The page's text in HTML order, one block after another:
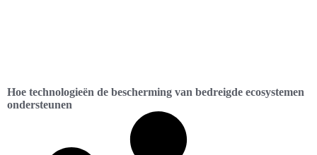
Hoe technologieën de bescherming van bedreigde ecosystemen
ondersteunen